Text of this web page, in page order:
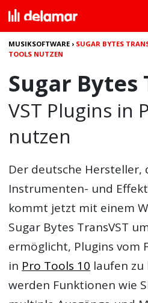
MUSIKSOFTWARE › SUGAR BYTES
TOOLS NUTZEN
Sugar Bytes
VST Plugins in
nutzen
Der deutsche Hersteller,
Instrumenten- und
kommt jetzt mit einem
Sugar Bytes TransVST
ermöglicht, Plugins vom
in Pro Tools 10 laufen zu
werden Funktionen wie